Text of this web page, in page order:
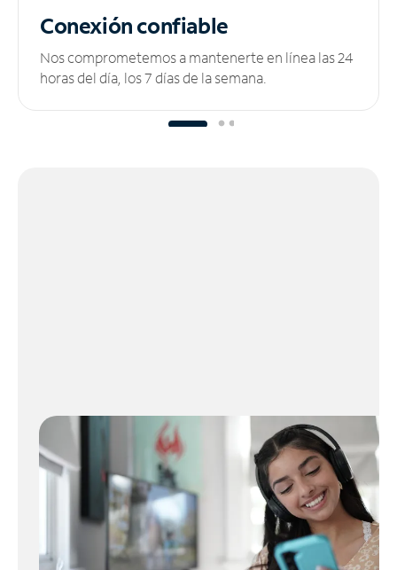
Conexión confiable
Nos comprometemos a mantenerte en línea las 24
horas del día, los 7 días de la semana.